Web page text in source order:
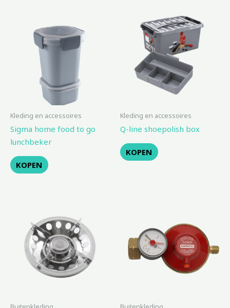
Kleding en accessoires
Sigma home food to go
lunchbeker
KOPEN
Kleding en accessoires
Q-line shoepolish box
KOPEN